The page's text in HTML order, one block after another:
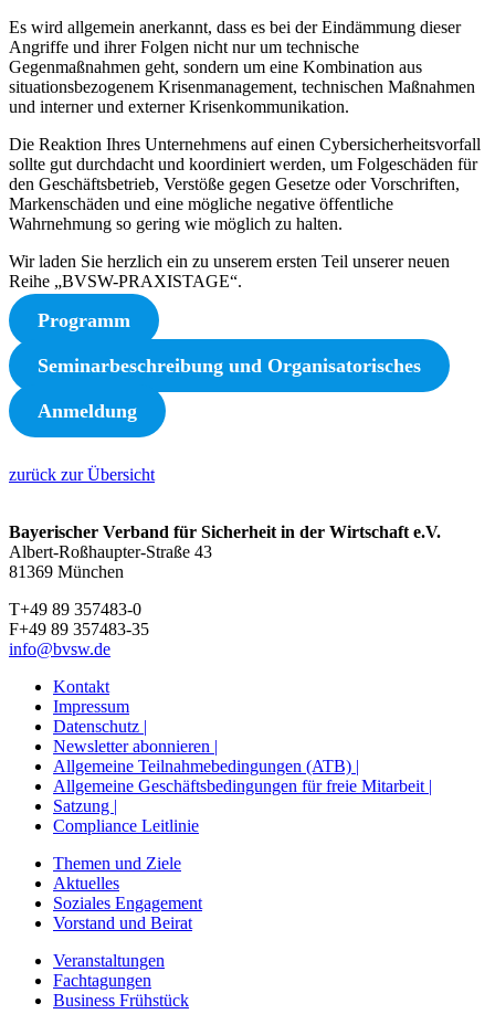
Es wird allgemein anerkannt, dass es bei der Eindämmung dieser
Angriffe und ihrer Folgen nicht nur um technische
Gegenmaßnahmen geht, sondern um eine Kombination aus
situationsbezogenem Krisenmanagement, technischen Maßnahmen
und interner und externer Krisenkommunikation.
Die Reaktion Ihres Unternehmens auf einen Cybersicherheitsvorfall
sollte gut durchdacht und koordiniert werden, um Folgeschäden für
den Geschäftsbetrieb, Verstöße gegen Gesetze oder Vorschriften,
Markenschäden und eine mögliche negative öffentliche
Wahrnehmung so gering wie möglich zu halten.
Wir laden Sie herzlich ein zu unserem ersten Teil unserer neuen
Reihe „BVSW-PRAXISTAGE“.
Programm
Seminarbeschreibung und Organisatorisches
Anmeldung
zurück zur Übersicht
Bayerischer Verband für Sicherheit in der Wirtschaft e.V.
Albert-Roßhaupter-Straße 43
81369 München
T+49 89 357483-0
F+49 89 357483-35
info@bvsw.de
Kontakt
Impressum
Datenschutz |
Newsletter abonnieren |
Allgemeine Teilnahmebedingungen (ATB) |
Allgemeine Geschäftsbedingungen für freie Mitarbeit |
Satzung |
Compliance Leitlinie
Themen und Ziele
Aktuelles
Soziales Engagement
Vorstand und Beirat
Veranstaltungen
Fachtagungen
Business Frühstück